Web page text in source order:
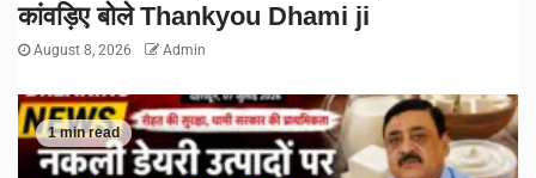
कांवड़िए बोले Thankyou Dhami ji
August 8, 2026 Admin
1 min read